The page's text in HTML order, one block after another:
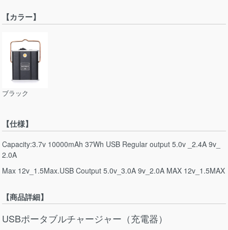
【カラー】
ブラック
【仕様】
Capacity:3.7v 10000mAh 37Wh USB Regular output 5.0v _2.4A 9v_
2.0A
Max 12v_1.5Max.USB Coutput 5.0v_3.0A 9v_2.0A MAX 12v_1.5MAX
【商品詳細】
USBポータブルチャージャー（充電器）